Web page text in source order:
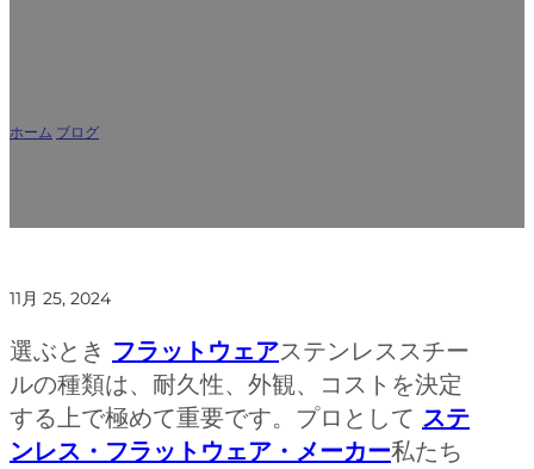
ホーム ブログ
11月 25, 2024
選ぶとき フラットウェアステンレススチー
ルの種類は、耐久性、外観、コストを決定
する上で極めて重要です。プロとして ステ
ンレス・フラットウェア・メーカー私たち